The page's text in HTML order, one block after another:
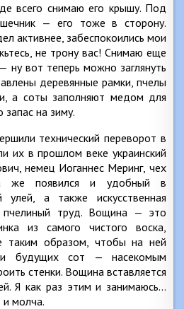
всего снимаю его крышу. Под
— его тоже в сторону.
активнее, забеспокоились мои
не трону вас! Снимаю еще
ну вот теперь можно заглянуть
деревянные рамки, пчелы
а соты заполняют медом для
на зиму.
технический переворот в
их в прошлом веке украинский
немец Иоганнес Меринг, чех
же появился и удобный в
улей, а также искусственная
пчелиный труд. Вощина — это
из самого чистого воска,
таким образом, чтобы на ней
будущих сот — насекомым
стенки. Вощина вставляется
Я как раз этим и занимаюсь…
молча.